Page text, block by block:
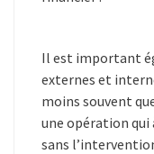
Il est important
externes et
moins souvent
une opération qui
sans